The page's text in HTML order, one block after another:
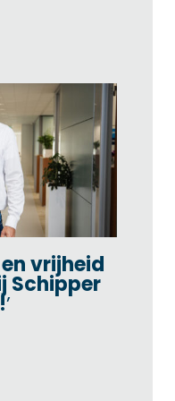
vrijheid
Schipper